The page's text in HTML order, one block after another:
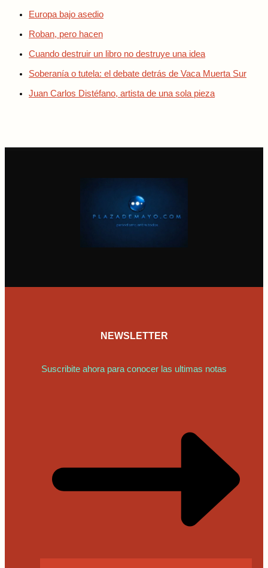
Europa bajo asedio
Roban, pero hacen
Cuando destruir un libro no destruye una idea
Soberanía o tutela: el debate detrás de Vaca Muerta Sur
Juan Carlos Distéfano, artista de una sola pieza
NEWSLETTER
Suscribite ahora para conocer las ultimas notas